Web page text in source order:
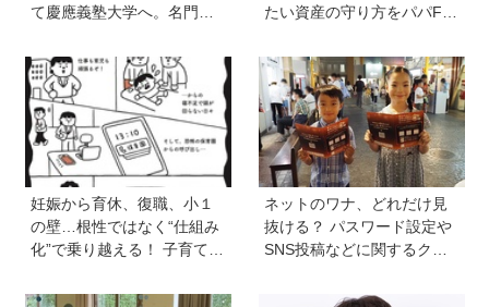
て慶應義塾大学へ。名門・
受験の反動からゲーム依存
症に。成績急降下から“いい
大学に入る”までの道のり
【慶應生よしださん｜前
編】
たい資産の守り方をパパFP
妊娠から育休、復職、小１
の壁…根性ではなく“仕組み
化”で乗り越える！ 子育ても
知っておきたいサバイバル
ネットのワナ、どれだけ見
抜ける？ パスワード設定や
SNS投稿などに関するクイ
力」を鍛えよう【キッザニ